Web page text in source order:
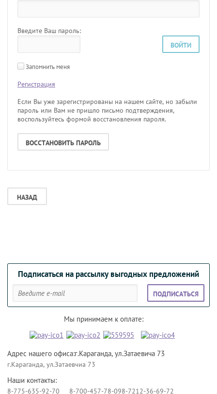
Введите Ваш пароль:
ВОЙТИ
Запомнить меня
Регистрация
Если Вы уже зарегистрированы на нашем сайте, но забыли
пароль или Вам не пришло письмо подтверждения,
воспользуйтесь формой восстановления пароля.
ВОССТАНОВИТЬ ПАРОЛЬ
НАЗАД
Подписаться на рассылку выгодных предложений
ПОДПИСАТЬСЯ
Мы принимаем к оплате:
Адрес нашего офиса:г.Караганда, ул.Затаевича 73
г.Караганда, ул.Затаевчиа 73
Наши контакты:
8-775-635-92-70 8-700-457-78-098-7212-36-69-72